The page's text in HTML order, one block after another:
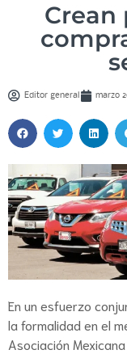
Crean
Editor general marzo
En un esfuerzo
la formalidad en el
Asociación